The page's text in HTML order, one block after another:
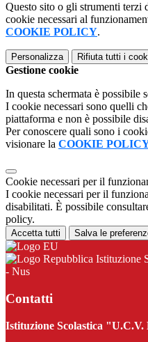
Questo sito o gli strumenti terzi
cookie necessari al
COOKIE POLICY.
Personalizza Rifiuta tutti i
Gestione cookie
In questa schermata è possibile
I cookie necessari sono quelli
piattaforma e non è possibile
Per conoscere quali sono i
visionare la COOKIE
Cookie necessari per il
I cookie necessari per il
disabilitati. È possibile
policy.
Accetta tutti Salva le
Istituzione
- Nus
Contatti
Istituzione Scolastica